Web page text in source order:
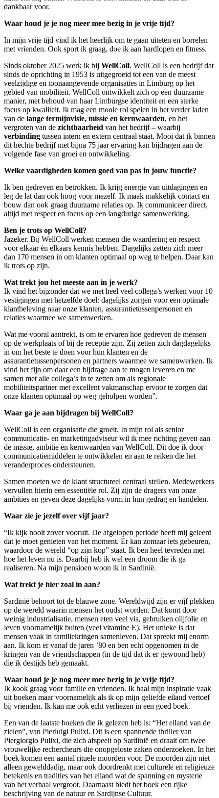
dankbaar voor.
Waar houd je je nog meer mee bezig in je vrije tijd?
In mijn vrije tijd vind ik het heerlijk om te gaan uiteten en borrelen
met vrienden. Ook sport ik graag, doe ik aan hardlopen en fitness.
Sinds oktober 2025 werk ik bij WellColl. WellColl is een bedrijf dat
sinds de oprichting in 1953 is uitgegroeid tot een van de meest
veelzijdige en toonaangevende organisaties in Limburg op het
gebied van mobiliteit. WellColl ontwikkelt zich op een duurzame
manier, met behoud van haar Limburgse identiteit en een sterke
focus op kwaliteit. Ik mag een mooie rol spelen in het verder laden
van de lange termijnvisie, missie en kernwaarden, en het
vergroten van de zichtbaarheid van het bedrijf – waarbij
verbinding tussen intern en extern centraal staat. Mooi dat ik binnen
dit hechte bedrijf met bijna 75 jaar ervaring kan bijdragen aan de
volgende fase van groei en ontwikkeling.
Welke vaardigheden komen goed van pas in jouw functie?
Ik ben gedreven en betrokken. Ik krijg energie van uitdagingen en
leg de lat dan ook hoog voor mezelf. Ik maak makkelijk contact en
bouw dan ook graag duurzame relaties op. Ik communiceer direct,
altijd met respect en focus op een langdurige samenwerking.
Ben je trots op WellColl?
Jazeker. Bij WellColl werken mensen die waardering en respect
voor elkaar én elkaars kennis hebben. Dagelijks zetten zich meer
dan 170 mensen in om klanten optimaal op weg te helpen. Daar kan
ik trots op zijn.
Wat trekt jou het meeste aan in je werk?
Ik vind het bijzonder dat we met heel veel collega’s werken voor 10
vestigingen met hetzelfde doel: dagelijks zorgen voor een optimale
klantbeleving naar onze klanten, assurantietussenpersonen en
relaties waarmee we samenwerken.
Wat me vooral aantrekt, is om te ervaren hoe gedreven de mensen
op de werkplaats of bij de receptie zijn. Zij zetten zich dagdagelijks
in om het beste te doen voor hun klanten en de
assurantietussenpersonen en partners waarmee we samenwerken. Ik
vind het fijn om daar een bijdrage aan te mogen leveren en me
samen met alle collega’s in te zetten om als regionale
mobiliteitspartner met excellent vakmanschap ervoor te zorgen dat
onze klanten optimaal op weg geholpen worden”.
Waar ga je aan bijdragen bij WellColl?
WellColl is een organisatie die groeit. In mijn rol als senior
communicatie- en marketingadviseur wil ik mee richting geven aan
de missie, ambitie en kernwaarden van WellColl. Dit doe ik door
communicatiemiddelen te ontwikkelen en aan te reiken die het
veranderproces ondersteunen.
Samen moeten we de klant structureel centraal stellen. Medewerkers
vervullen hierin een essentiële rol. Zij zijn de dragers van onze
ambities en geven deze dagelijks vorm in hun gedrag en handelen.
Waar zie je jezelf over vijf jaar?
“Ik kijk nooit zover vooruit. De afgelopen periode heeft mij geleerd
dat je moet genieten van het moment. Er kan zomaar iets gebeuren,
waardoor de wereld “op zijn kop” staat. Ik ben heel tevreden met
hoe het leven nu is. Daarbij heb ik wel een droom die ik ga
realiseren. Na mijn pensioen woon ik in Sardinië.
Wat trekt je hier zoal in aan?
Sardinië behoort tot de blauwe zone. Wereldwijd zijn er vijf plekken
op de wereld waarin mensen het oudst worden. Dat komt door
weinig industrialisatie, mensen eten veel vis, gebruiken olijfolie en
leven voornamelijk buiten (veel vitamine E). Het unieke is dat
mensen vaak in familiekringen samenleven. Dat spreekt mij enorm
aan. Ik kom er vanaf de jaren ’80 en ben echt opgenomen in de
kringen van de vriendschappen (in de tijd dat ik er gewoond heb)
die ik destijds heb gemaakt.
Waar houd je je nog meer mee bezig in je vrije tijd?
Ik kook graag voor familie en vrienden. Ik haal mijn inspiratie vaak
uit boeken maar voornamelijk als ik op mijn geliefde eiland vertoef
bij vrienden. Ik kan me ook echt verliezen in een goed boek.
Een van de laatste boeken die ik gelezen heb is: “Het eiland van de
zielen”, van Pierluigi Pulixi. Dit is een spannende thriller van
Piergiorgio Pulixi, die zich afspeelt op Sardinië en draait om twee
vrouwelijke rechercheurs die onopgeloste zaken onderzoeken. In het
boek komen een aantal rituele moorden voor. De moorden zijn niet
alleen gewelddadig, maar ook doordrenkt met culturele en religieuze
betekenis en tradities van het eiland wat de spanning en mysterie
van het verhaal vergroot. Daarnaast biedt het boek een rijke
beschrijving van de natuur en Sardijnse Cultuur.